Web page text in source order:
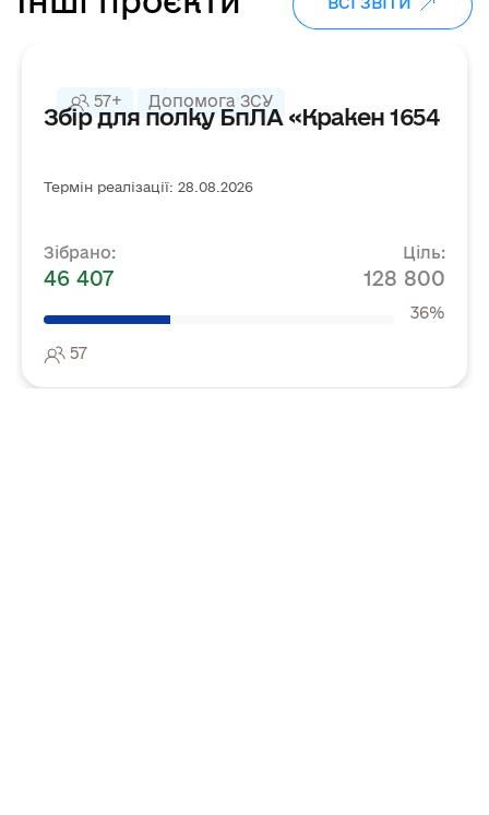
57+ Допомога ЗСУ
Збір для полку БпЛА «Кракен 1654
Термін реалізації: 28.08.2026
Зібрано:
46 407
Ціль:
128 800
36%
57